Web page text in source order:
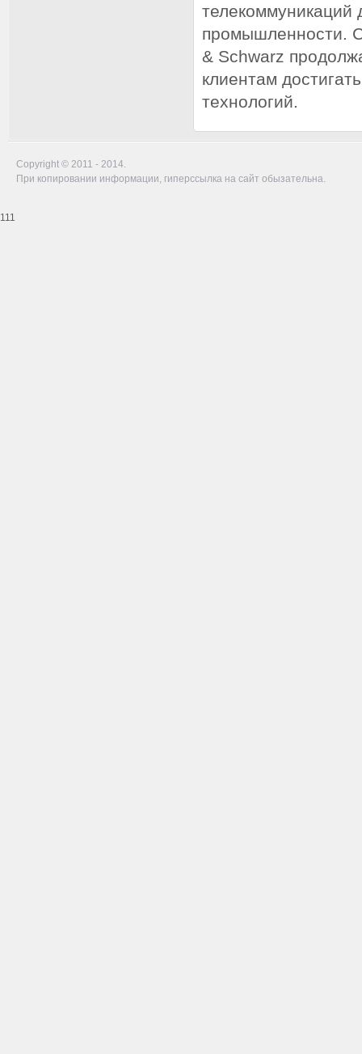
телекоммуникаций
промышленности.
& Schwarz
клиентам
технологий.
Copyright © 2011 - 2014.
При копировании информации, гиперссылка на сайт обызательна.
111